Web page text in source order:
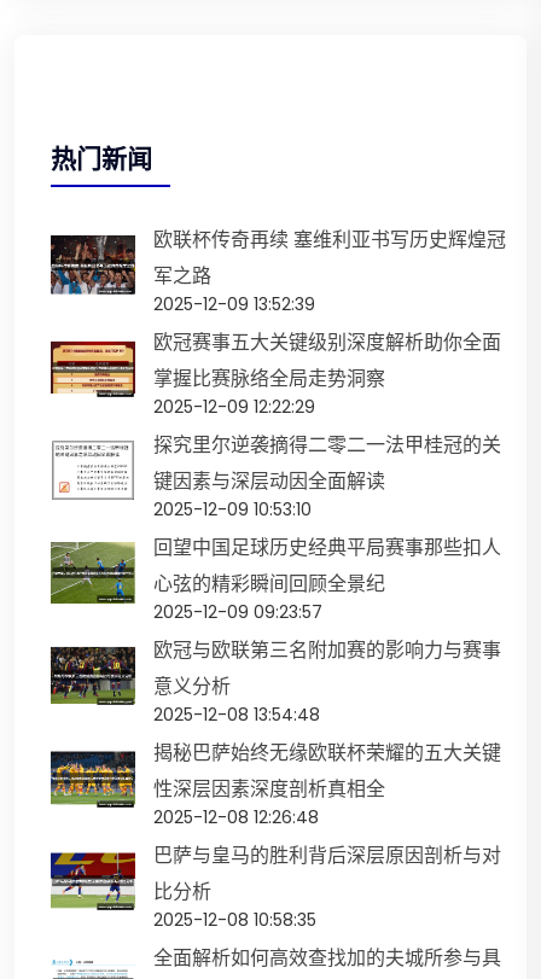
热门新闻
欧联杯传奇再续 塞维利亚书写历史辉煌冠
军之路
2025-12-09 13:52:39
欧冠赛事五大关键级别深度解析助你全面
掌握比赛脉络全局走势洞察
2025-12-09 12:22:29
探究里尔逆袭摘得二零二一法甲桂冠的关
键因素与深层动因全面解读
2025-12-09 10:53:10
回望中国足球历史经典平局赛事那些扣人
心弦的精彩瞬间回顾全景纪
2025-12-09 09:23:57
欧冠与欧联第三名附加赛的影响力与赛事
意义分析
2025-12-08 13:54:48
揭秘巴萨始终无缘欧联杯荣耀的五大关键
性深层因素深度剖析真相全
2025-12-08 12:26:48
巴萨与皇马的胜利背后深层原因剖析与对
比分析
2025-12-08 10:58:35
全面解析如何高效查找加的夫城所参与具